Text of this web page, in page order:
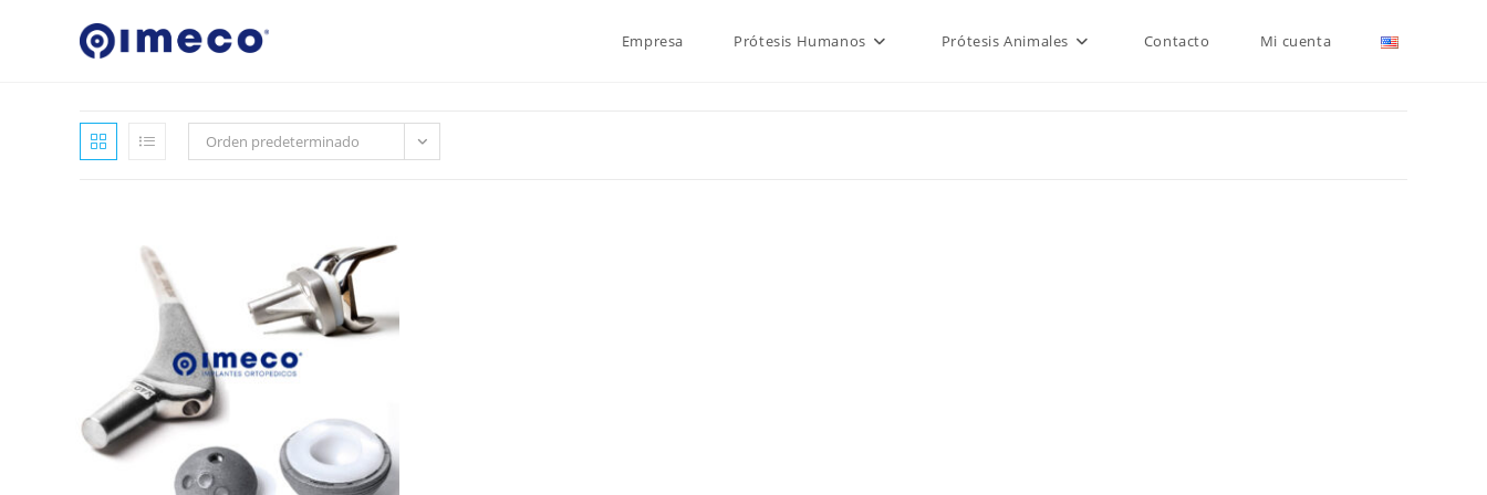
Empresa Prótesis Humanos Prótesis Animales Contacto Mi cuenta
Orden predeterminado